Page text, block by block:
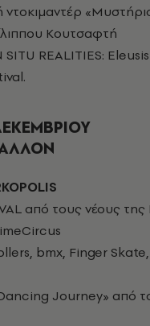
Κουτσαφτή
SITU REALITIES: Eleusis
από τους νέους της
bmx, Finger
Journey» από